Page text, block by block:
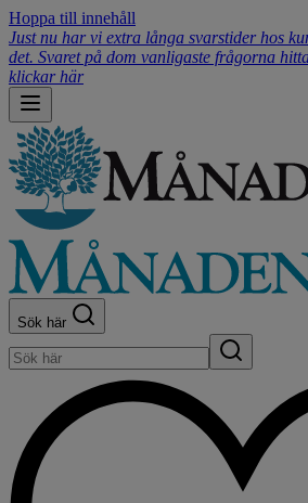
Hoppa till innehåll
Just nu har vi extra långa svarstider hos
det. Svaret på dom vanligaste frågorna
klickar här
Sök här